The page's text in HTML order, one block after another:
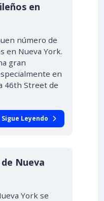
en
número de
en Nueva York.
gran
en
46th Street de
Sigue Leyendo
Nueva
York se